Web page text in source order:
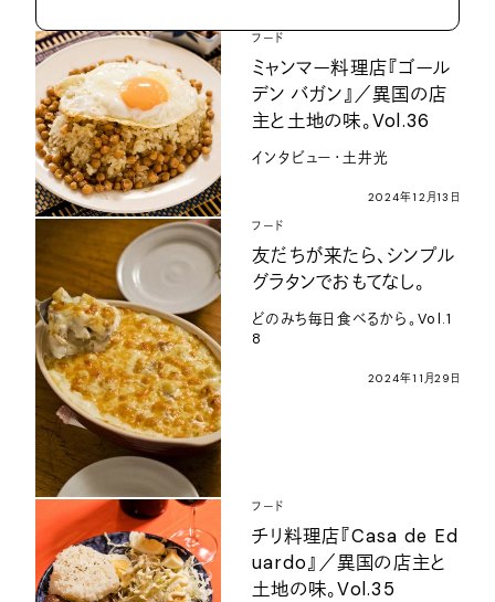
フード
ミャンマー料理店『ゴール
デン バガン』／異国の店
主と土地の味。Vol.36
インタビュー・土井光
2024年12月13日
フード
友だちが来たら、シンプル
グラタンでおもてなし。
どのみち毎日食べるから。Vol.1
8
2024年11月29日
フード
チリ料理店『Casa de Ed
uardo』／異国の店主と
土地の味。Vol.35